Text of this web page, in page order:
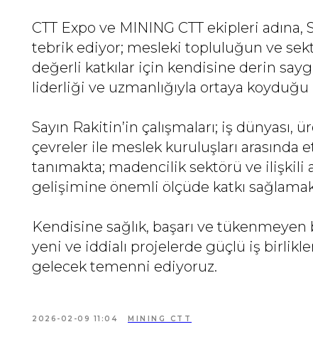
CTT Expo ve MINING CTT ekipleri
tebrik ediyor; mesleki topluluğun ve
değerli katkılar için kendisine derin
liderliği ve uzmanlığıyla ortaya
Sayın Rakitin’in çalışmaları; iş
çevreler ile meslek kuruluşları arasında
tanımakta; madencilik sektörü ve ilişkili
gelişimine önemli ölçüde katkı
Kendisine sağlık, başarı ve
yeni ve iddialı projelerde güçlü iş
gelecek temenni ediyoruz.
2026-02-09 11:04 MINING CTT